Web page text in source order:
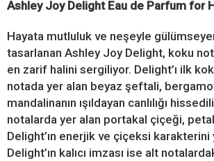
Ashley Joy Delight Eau de Parfum for
Hayata mutluluk ve neşeyle
tasarlanan Ashley Joy Delight, koku
en zarif halini sergiliyor. Delight’ı ilk
notada yer alan beyaz şeftali,
mandalinanın ışıldayan canlılığı
notalarda yer alan portakal çiçeği,
Delight’ın enerjik ve çiçeksi karakterini
Delight’ın kalıcı imzası ise alt